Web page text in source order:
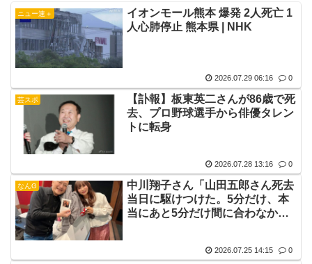
ニュー速＋
イオンモール熊本 爆発 2人死亡 1
人心肺停止 熊本県 | NHK
2026.07.29 06:16 0
芸スポ
【訃報】板東英二さんが86歳で死
去、プロ野球選手から俳優タレン
トに転身
2026.07.28 13:16 0
なんG
中川翔子さん「山田五郎さん死去
当日に駆けつけた。5分だけ、本
当にあと5分だけ間に合わなかっ
2026.07.25 14:15 0